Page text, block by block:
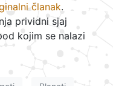
članak.
prividni sjaj
kojim se nalazi